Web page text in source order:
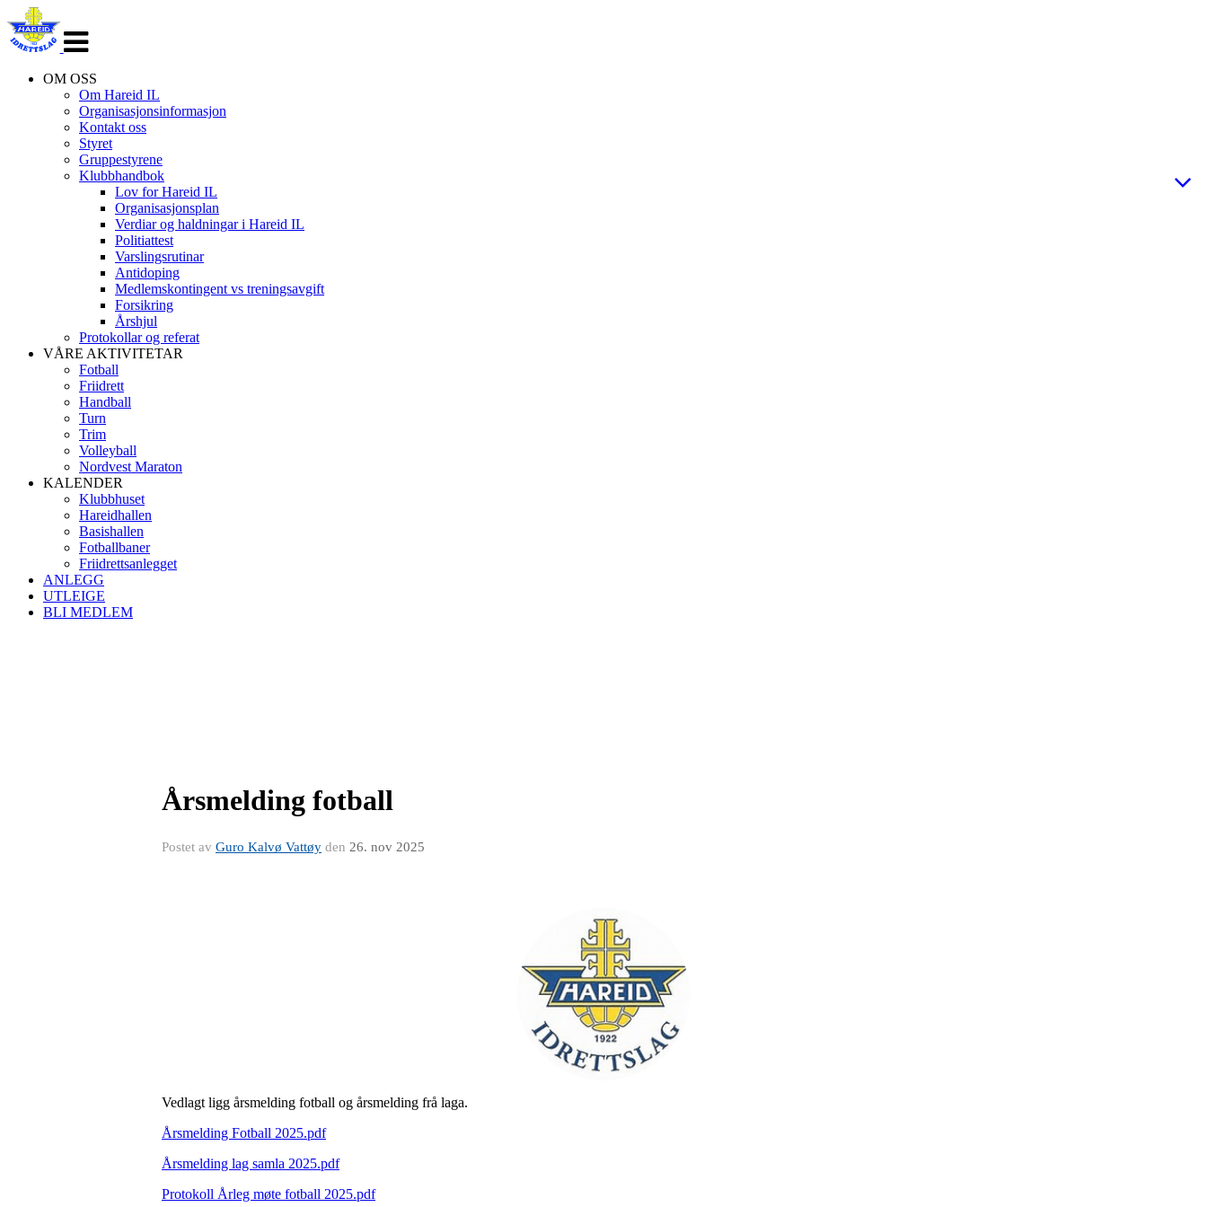
navigasjon
OM OSS
Om Hareid IL
Organisasjonsinformasjon
Kontakt oss
Styret
Gruppestyrene
Klubbhandbok
Lov for Hareid IL
Organisasjonsplan
Verdiar og haldningar i Hareid IL
Politiattest
Varslingsrutinar
Antidoping
Medlemskontingent vs treningsavgift
Forsikring
Årshjul
Protokollar og referat
VÅRE AKTIVITETAR
Fotball
Friidrett
Handball
Turn
Trim
Volleyball
Nordvest Maraton
KALENDER
Klubbhuset
Hareidhallen
Basishallen
Fotballbaner
Friidrettsanlegget
ANLEGG
UTLEIGE
BLI MEDLEM
Årsmelding fotball
Postet av Guro Kalvø Vattøy den 26. nov 2025
Vedlagt ligg årsmelding fotball og årsmelding frå laga.
Årsmelding Fotball 2025.pdf
Årsmelding lag samla 2025.pdf
Protokoll Årleg møte fotball 2025.pdf